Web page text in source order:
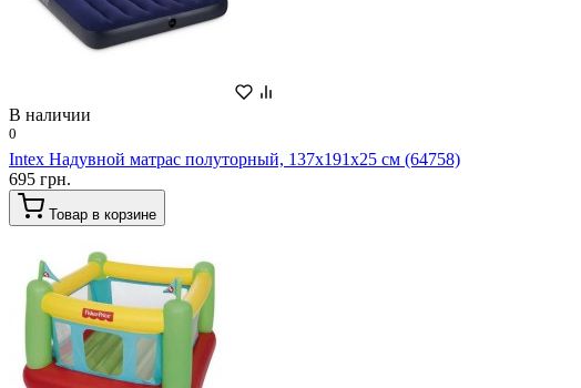
В наличии
0
Intex Надувной матрас полуторный, 137х191х25 см (64758)
695 грн.
Товар в корзине